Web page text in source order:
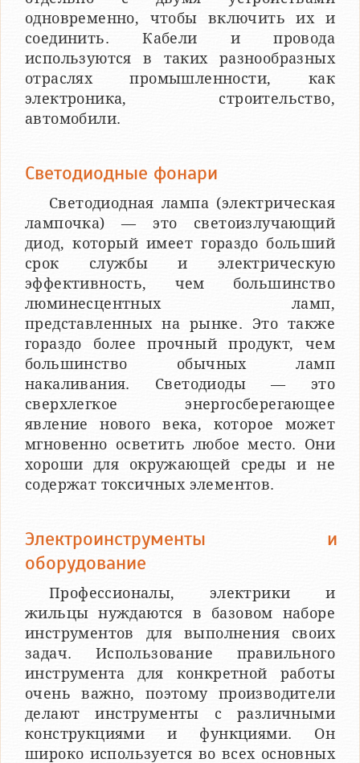
одновременно, чтобы включить их и
соединить. Кабели и провода
используются в таких разнообразных
отраслях промышленности, как
электроника, строительство,
автомобили.
Светодиодные фонари
Светодиодная лампа (электрическая
лампочка) — это светоизлучающий
диод, который имеет гораздо больший
срок службы и электрическую
эффективность, чем большинство
люминесцентных ламп,
представленных на рынке. Это также
гораздо более прочный продукт, чем
большинство обычных ламп
накаливания. Светодиоды — это
сверхлегкое энергосберегающее
явление нового века, которое может
мгновенно осветить любое место. Они
хороши для окружающей среды и не
содержат токсичных элементов.
Электроинструменты и
оборудование
Профессионалы, электрики и
жильцы нуждаются в базовом наборе
инструментов для выполнения своих
задач. Использование правильного
инструмента для конкретной работы
очень важно, поэтому производители
делают инструменты с различными
конструкциями и функциями. Он
широко используется во всех основных